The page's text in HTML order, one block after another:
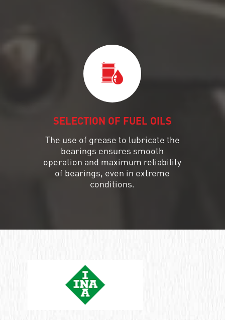
SELECTION OF FUEL OILS
The use of grease to lubricate the
bearings ensures smooth
operation and maximum reliability
of bearings, even in extreme
conditions.